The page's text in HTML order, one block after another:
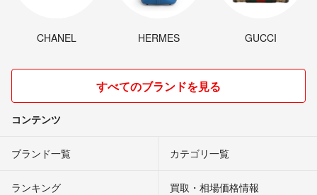
CHANEL HERMES GUCCI
すべてのブランドを見る
コンテンツ
ブランド一覧 カテゴリ一覧
ランキング 買取・相場価格情報